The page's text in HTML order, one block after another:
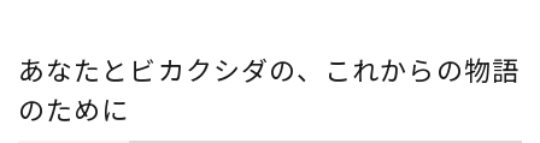
たと
ビカ
クシ
あなたとビカクシダの、これからの物語
のために